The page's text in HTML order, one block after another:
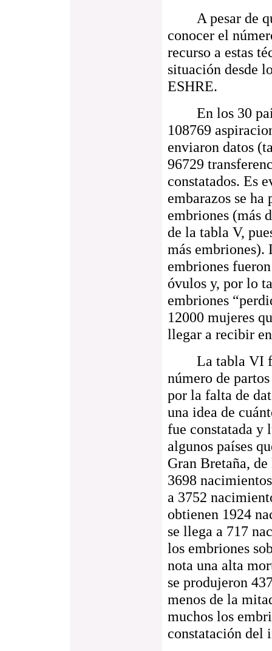
A pesar de
conocer el
recurso a estas
situación desde
ESHRE.
En los 30
108769
enviaron datos
96729
constatados. Es
embarazos se
embriones (más
de la tabla V,
más embriones).
embriones
óvulos y, por lo
embriones
12000 mujeres
llegar a recibir
La tabla VI
número de
por la falta de
una idea de
fue constatada y
algunos países
Gran Bretaña,
3698
a 3752
obtienen 1924
se llega a 717
los embriones
nota una alta
se produjeron
menos de la
muchos los
constatación del